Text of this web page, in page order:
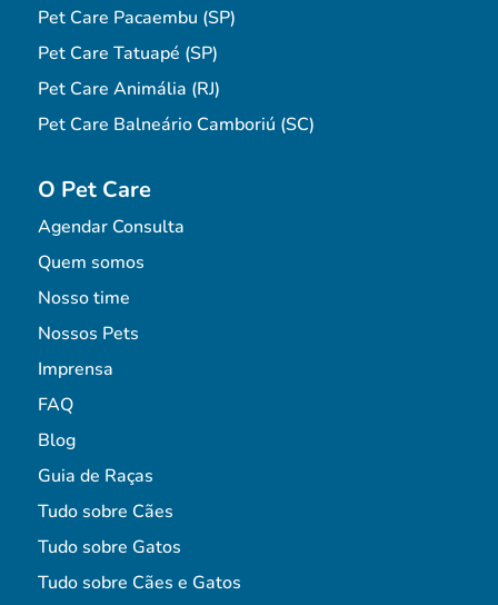
Pet Care Pacaembu (SP)
Pet Care Tatuapé (SP)
Pet Care Animália (RJ)
Pet Care Balneário Camboriú (SC)
O Pet Care
Agendar Consulta
Quem somos
Nosso time
Nossos Pets
Imprensa
FAQ
Blog
Guia de Raças
Tudo sobre Cães
Tudo sobre Gatos
Tudo sobre Cães e Gatos